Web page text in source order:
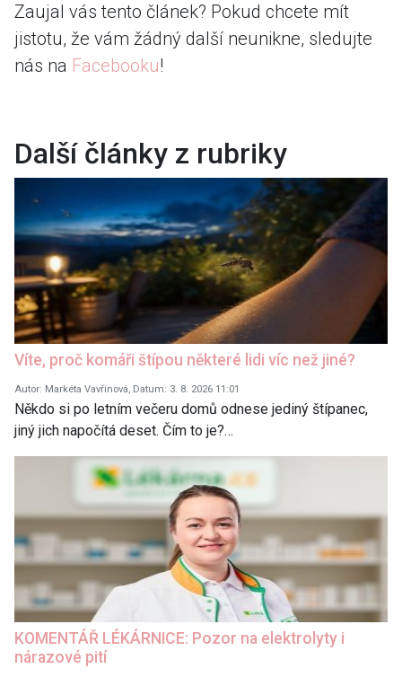
Zaujal vás tento článek? Pokud chcete mít
jistotu, že vám žádný další neunikne, sledujte
nás na Facebooku!
Další články z rubriky
Víte, proč komáři štípou některé lidi víc než jiné?
Autor: Markéta Vavřinová, Datum: 3. 8. 2026 11:01
Někdo si po letním večeru domů odnese jediný štípanec,
jiný jich napočítá deset. Čím to je?…
KOMENTÁŘ LÉKÁRNICE: Pozor na elektrolyty i
nárazové pití